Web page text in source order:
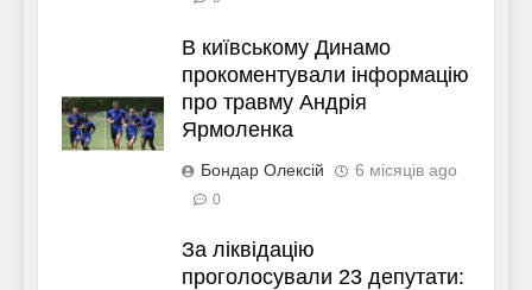
В київському Динамо
прокоментували інформацію
про травму Андрія
Ярмоленка
Бондар Олексій 6 місяців ago
0
За ліквідацію
проголосували 23 депутати: